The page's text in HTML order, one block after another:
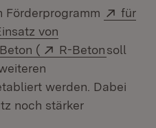
Förderprogramm
für
von
( (Öffnet in neuem
Extern:
R-Beton(Öffnet
soll
werden. Dabei
noch stärker